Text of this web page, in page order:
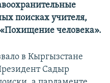
поисках учителя,
«Похищение человека».
в Кыргызстане
Садыр